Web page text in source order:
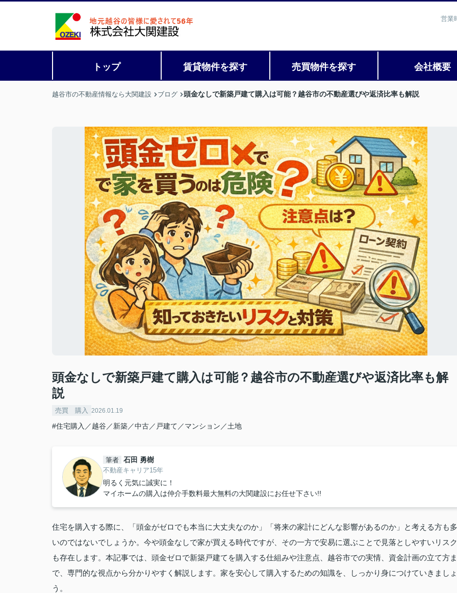
営業
トップ 賃貸物件を探す 売買物件を探す 会社概要
越谷市の不動産情報なら大関建設 ブログ 頭金なしで新築戸建て購入は可能？越谷市の不動産選びや返済比率も解説
頭金なしで新築戸建て購入は可能？越谷市の不動産選びや返済比率も解
説
売買 購入 2026.01.19
#住宅購入／越谷／新築／中古／戸建て／マンション／土地
筆者 石田 勇樹
不動産キャリア15年
明るく元気に誠実に！
マイホームの購入は仲介手数料最大無料の大関建設にお任せ下さい!!
住宅を購入する際に、「頭金がゼロでも本当に大丈夫なのか」「将来の家計にどんな影響があるのか」と考える方も多
いのではないでしょうか。今や頭金なしで家が買える時代ですが、その一方で安易に選ぶことで見落としやすいリスク
も存在します。本記事では、頭金ゼロで新築戸建てを購入する仕組みや注意点、越谷市での実情、資金計画の立て方ま
で、専門的な視点から分かりやすく解説します。家を安心して購入するための知識を、しっかり身につけていきましょ
う。